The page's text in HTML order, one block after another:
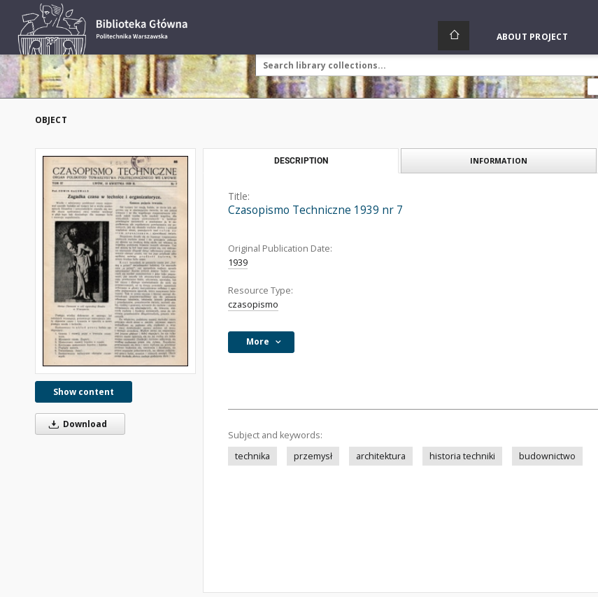
ABOUT PROJECT
OBJECT
Show content
Download
DESCRIPTION INFORMATION
Title:
Czasopismo Techniczne 1939 nr 7
Original Publication Date:
1939
Resource Type:
czasopismo
More
Subject and keywords:
technika
przemysł architektura historia techniki budownictwo